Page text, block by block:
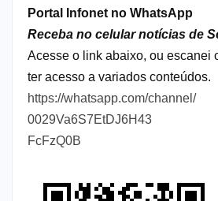
Portal Infonet no WhatsApp
Receba no celular notícias de
Acesse o link abaixo, ou escanei
ter acesso a variados conteúdos.
https://whatsapp.com/channel/
0029Va6S7EtDJ6H43
FcFzQ0B